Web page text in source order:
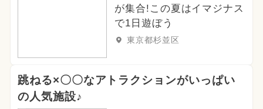
が集合!この夏はイマジナス
で1日遊ぼう
東京都杉並区
跳ねる×〇〇なアトラクションがいっぱい
の人気施設♪